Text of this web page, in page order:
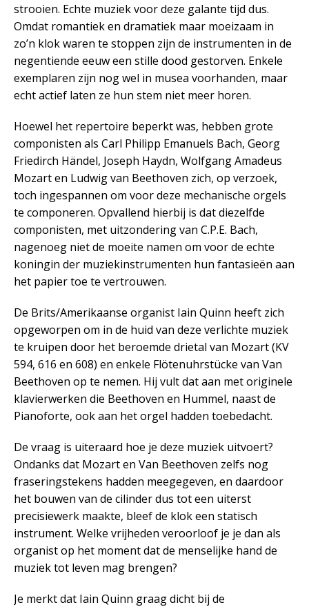
strooien. Echte muziek voor deze galante tijd dus.
Omdat romantiek en dramatiek maar moeizaam in
zo’n klok waren te stoppen zijn de instrumenten in de
negentiende eeuw een stille dood gestorven. Enkele
exemplaren zijn nog wel in musea voorhanden, maar
echt actief laten ze hun stem niet meer horen.
Hoewel het repertoire beperkt was, hebben grote
componisten als Carl Philipp Emanuels Bach, Georg
Friedirch Händel, Joseph Haydn, Wolfgang Amadeus
Mozart en Ludwig van Beethoven zich, op verzoek,
toch ingespannen om voor deze mechanische orgels
te componeren. Opvallend hierbij is dat diezelfde
componisten, met uitzondering van C.P.E. Bach,
nagenoeg niet de moeite namen om voor de echte
koningin der muziekinstrumenten hun fantasieën aan
het papier toe te vertrouwen.
De Brits/Amerikaanse organist Iain Quinn heeft zich
opgeworpen om in de huid van deze verlichte muziek
te kruipen door het beroemde drietal van Mozart (KV
594, 616 en 608) en enkele Flötenuhrstücke van Van
Beethoven op te nemen. Hij vult dat aan met originele
klavierwerken die Beethoven en Hummel, naast de
Pianoforte, ook aan het orgel hadden toebedacht.
De vraag is uiteraard hoe je deze muziek uitvoert?
Ondanks dat Mozart en Van Beethoven zelfs nog
fraseringstekens hadden meegegeven, en daardoor
het bouwen van de cilinder dus tot een uiterst
precisiewerk maakte, bleef de klok een statisch
instrument. Welke vrijheden veroorloof je je dan als
organist op het moment dat de menselijke hand de
muziek tot leven mag brengen?
Je merkt dat Iain Quinn graag dicht bij de